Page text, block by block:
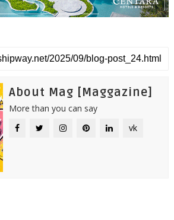
About Mag [Maggazine]
More than you can say
vk